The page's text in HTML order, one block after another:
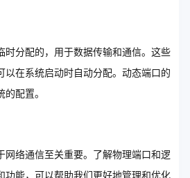
时分配的，用于数据传输和通信。这些
以在系统启动时自动分配。动态端口的
配置。
网络通信至关重要。了解物理端口和逻
功能，可以帮助我们更好地管理和优化